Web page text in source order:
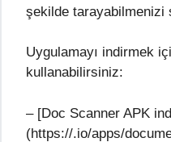
şekilde tarayabilmenizi
Uygulamayı indirmek
kullanabilirsiniz:
– [Doc Scanner APK
(https://.io/apps/